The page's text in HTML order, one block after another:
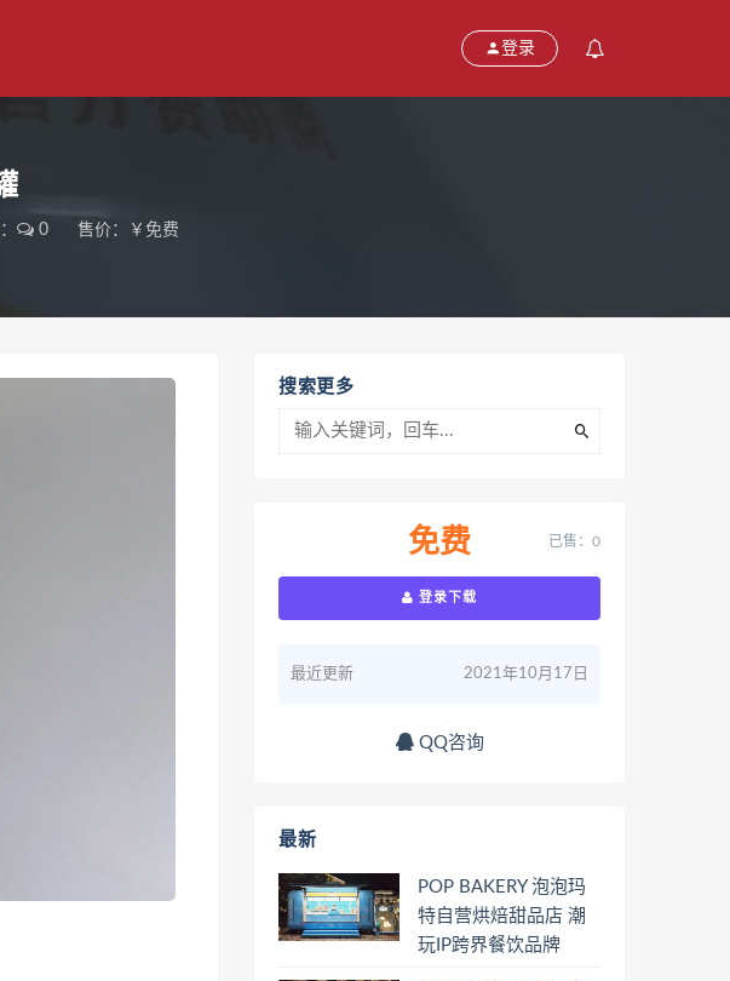
登录
0 售价：￥免费
搜索更多
免费 已售：0
登录下载
最近更新 2021年10月17日
QQ咨询
最新
POP BAKERY 泡泡玛
特自营烘焙甜品店 潮
玩IP跨界餐饮品牌